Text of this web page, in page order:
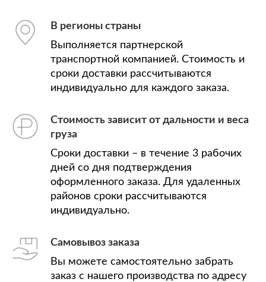
В регионы страны
Выполняется партнерской
транспортной компанией. Стоимость и
сроки доставки рассчитываются
индивидуально для каждого заказа.
Стоимость зависит от дальности и веса
груза
Сроки доставки – в течение 3 рабочих
дней со дня подтверждения
оформленного заказа. Для удаленных
районов сроки рассчитываются
индивидуально.
Самовывоз заказа
Вы можете самостоятельно забрать
заказ с нашего производства по адресу